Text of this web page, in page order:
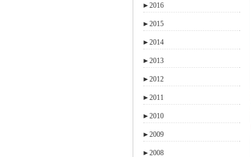
►2016
►2015
►2014
►2013
►2012
►2011
►2010
►2009
►2008